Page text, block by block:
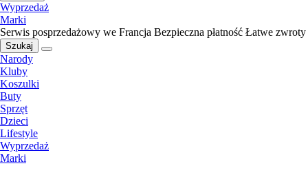
Wyprzedaż
Marki
Serwis posprzedażowy we Francja Bezpieczna płatność Łatwe zwroty
Szukaj
Narody
Kluby
Koszulki
Buty
Sprzęt
Dzieci
Lifestyle
Wyprzedaż
Marki